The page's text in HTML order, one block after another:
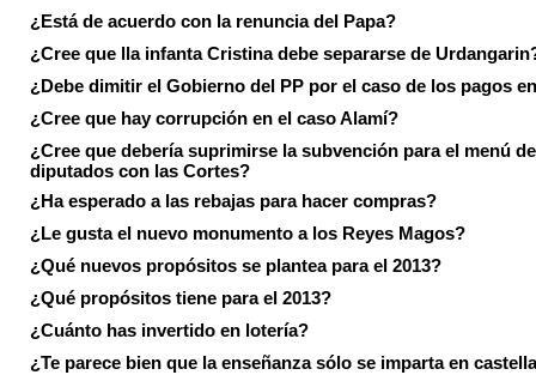
¿Está de acuerdo con la renuncia del Papa?
¿Cree que lla infanta Cristina debe separarse de
¿Debe dimitir el Gobierno del PP por el caso de los pagos
¿Cree que hay corrupción en el caso Alamí?
¿Cree que debería suprimirse la subvención para el menú
diputados con las Cortes?
¿Ha esperado a las rebajas para hacer compras?
¿Le gusta el nuevo monumento a los Reyes Magos?
¿Qué nuevos propósitos se plantea para el 2013?
¿Qué propósitos tiene para el 2013?
¿Cuánto has invertido en lotería?
¿Te parece bien que la enseñanza sólo se imparta en